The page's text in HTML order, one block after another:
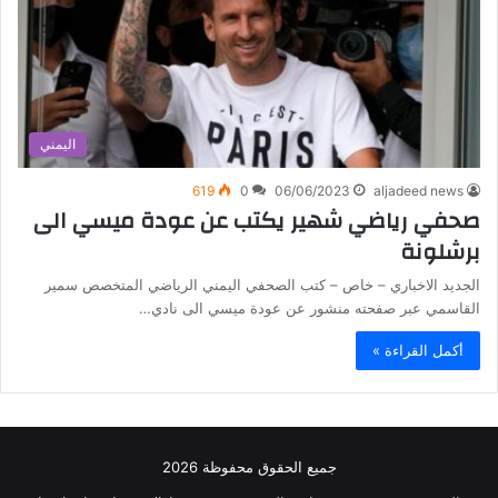
اليمني
aljadeed news
06/06/2023
0
619
صحفي رياضي شهير يكتب عن عودة ميسي الى
برشلونة
الجديد الاخباري – خاص – كتب الصحفي اليمني الرياضي المتخصص سمير
القاسمي عبر صفحته منشور عن عودة ميسي الى نادي…
أكمل القراءة »
جميع الحقوق محفوظة 2026